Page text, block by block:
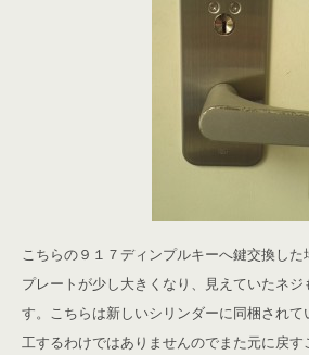
こちらの９１７ディンプルキーへ鍵交換し
プレートが少し大きくなり、見えていたネジ
す。こちらは新しいシリンダーに同梱され
工するわけではありませんのでまた元に戻